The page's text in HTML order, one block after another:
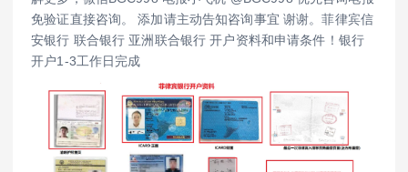
免验证直接咨询。 添加请主动告知咨询事宜 谢谢。菲律宾信
安银行 联合银行 亚洲联合银行 开户资料和申请条件！银行
开户1-3工作日完成